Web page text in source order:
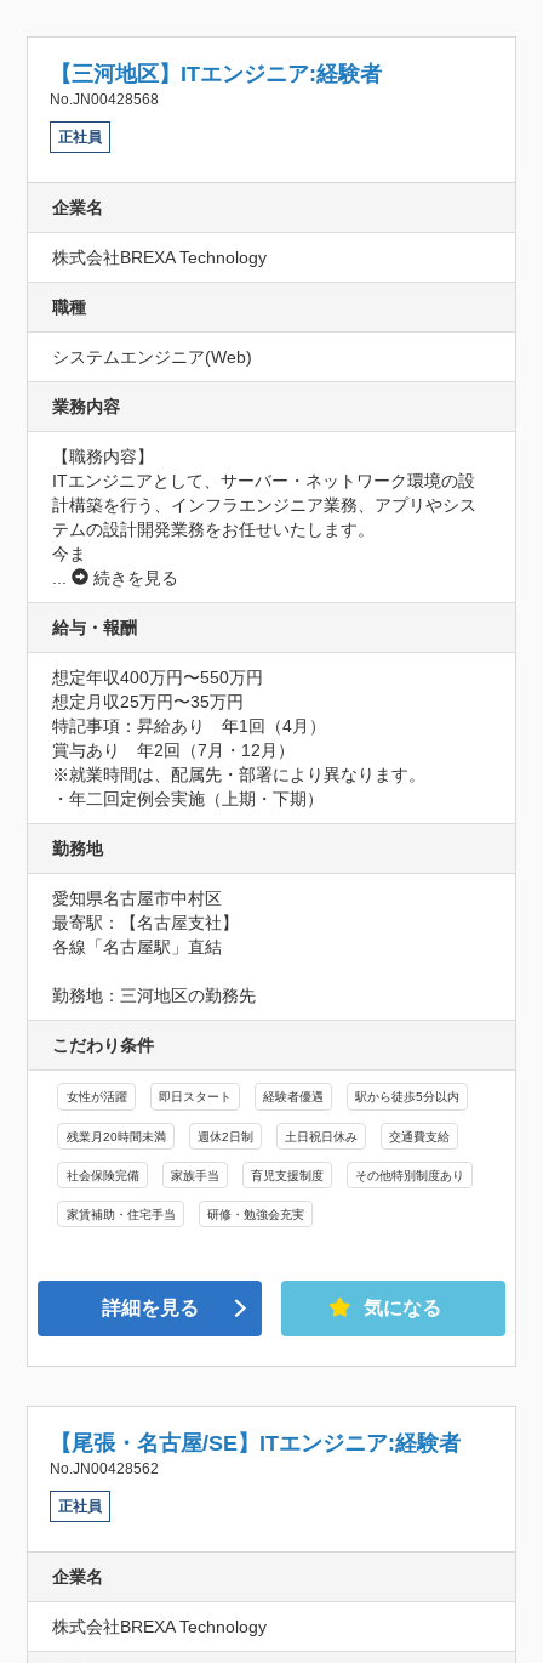
【三河地区】ITエンジニア:経験者
No.JN00428568
正社員
企業名
株式会社BREXA Technology
職種
システムエンジニア(Web)
業務内容
【職務内容】
ITエンジニアとして、サーバー・ネットワーク環境の設
計構築を行う、インフラエンジニア業務、アプリやシス
テムの設計開発業務をお任せいたします。
今ま
...
続きを見る
給与・報酬
想定年収400万円〜550万円
想定月収25万円〜35万円
特記事項：昇給あり　年1回（4月）
賞与あり　年2回（7月・12月）
※就業時間は、配属先・部署により異なります。
・年二回定例会実施（上期・下期）
勤務地
愛知県名古屋市中村区
最寄駅：【名古屋支社】
各線「名古屋駅」直結
勤務地：三河地区の勤務先
こだわり条件
女性が活躍 即日スタート 経験者優遇 駅から徒歩5分以内
残業月20時間未満 週休2日制 土日祝日休み 交通費支給
社会保険完備 家族手当 育児支援制度 その他特別制度あり
家賃補助・住宅手当 研修・勉強会充実
詳細を見る 気になる
【尾張・名古屋/SE】ITエンジニア:経験者
No.JN00428562
正社員
企業名
株式会社BREXA Technology